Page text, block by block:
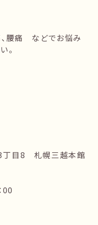
、腰痛 などでお悩み
。
丁目8 札幌三越本館
00